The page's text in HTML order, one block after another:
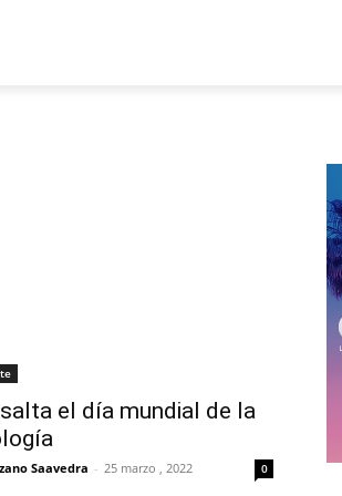
el día mundial de la
Saavedra - 25 marzo , 2022 0